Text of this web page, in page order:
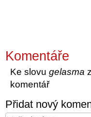
Komentáře
Ke slovugelasma
komentář
Přidat nový